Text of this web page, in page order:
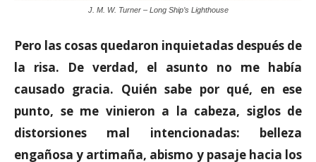
J. M. W. Turner – Long Ship’s Lighthouse
Pero las cosas quedaron inquietadas después de
la risa. De verdad, el asunto no me había
causado gracia. Quién sabe por qué, en ese
punto, se me vinieron a la cabeza, siglos de
distorsiones mal intencionadas: belleza
engañosa y artimaña, abismo y pasaje hacia los